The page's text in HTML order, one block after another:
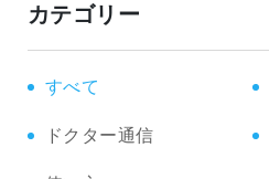
カテゴリー
すべて
ドクター通信